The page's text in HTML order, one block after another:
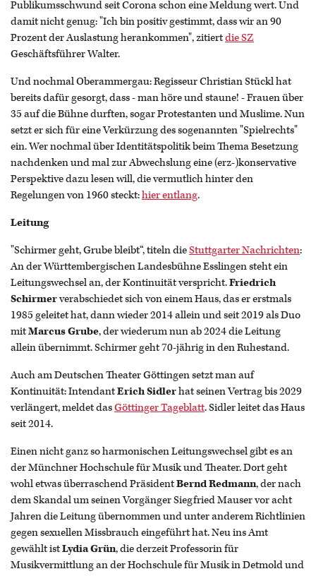
Publikumsschwund seit Corona schon eine Meldung wert. Und
damit nicht genug: "Ich bin positiv gestimmt, dass wir an 90
Prozent der Auslastung herankommen", zitiertdie SZ
Geschäftsführer Walter.
Und nochmal Oberammergau: Regisseur Christian Stückl hat
bereits dafür gesorgt, dass - man höre und staune! - Frauen über
35 auf die Bühne durften, sogar Protestanten und Muslime. Nun
setzt er sich für eine Verkürzung des sogenannten "Spielrechts"
ein. Wer nochmal über Identitätspolitik beim Thema Besetzung
nachdenken und mal zur Abwechslung eine (erz-)konservative
Perspektive dazu lesen will, die vermutlich hinter den
Regelungen von 1960 steckt:hier entlang.
Leitung
"Schirmer geht, Grube bleibt“, titeln dieStuttgarter Nachrichten:
An der Württembergischen Landesbühne Esslingen steht ein
Leitungswechsel an, der Kontinuität verspricht.Friedrich
Schirmerverabschiedet sich von einem Haus, das er erstmals
1985 geleitet hat, dann wieder 2014 allein und seit 2019 als Duo
mitMarcus Grube, der wiederum nun ab 2024 die Leitung
allein übernimmt. Schirmer geht 70-jährig in den Ruhestand.
Auch am Deutschen Theater Göttingen setzt man auf
Kontinuität: IntendantErich Sidlerhat seinen Vertrag bis 2029
verlängert, meldet dasGöttinger Tageblatt. Sidler leitet das Haus
seit 2014.
Einen nicht ganz so harmonischen Leitungswechsel gibt es an
der Münchner Hochschule für Musik und Theater. Dort geht
wohl etwas überraschend PräsidentBernd Redmann, der nach
dem Skandal um seinen Vorgänger Siegfried Mauser vor acht
Jahren die Leitung übernommen und unter anderem Richtlinien
gegen sexuellen Missbrauch eingeführt hat. Neu ins Amt
gewählt istLydia Grün, die derzeit Professorin für
Musikvermittlung an der Hochschule für Musik in Detmold und